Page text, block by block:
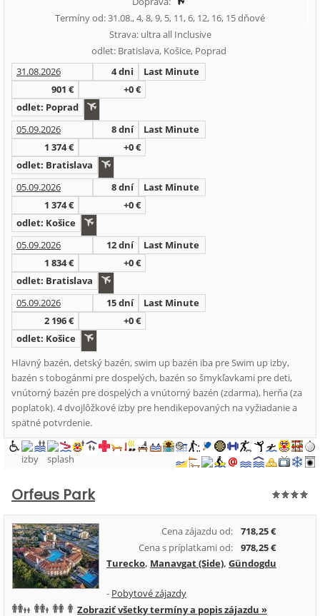
Termíny od: 31.08., 4, 8, 9, 5, 11, 6, 12, 16, 15 dňové
Strava: ultra all Inclusive
odlet: Bratislava, Košice, Poprad
31.08.2026
4 dni
Last Minute
901 €
+0 €
odlet: Poprad
05.09.2026
8 dní
Last Minute
1 374 €
+0 €
odlet: Bratislava
05.09.2026
8 dní
Last Minute
1 374 €
+0 €
odlet: Košice
05.09.2026
12 dní
Last Minute
1 834 €
+0 €
odlet: Bratislava
05.09.2026
15 dní
Last Minute
2 196 €
+0 €
odlet: Košice
Hlavný bazén, detský bazén, swim up bazén iba pre Swim up izby,
bazén s tobogánmi pre dospelých, bazén so šmykľavkami pre deti,
vnútorný bazén pre dospelých a vnútorný bazén (zdarma), herňa (za
poplatok). 4 dvojlôžkové izby pre hendikepovaných na vyžiadanie a
spätné potvrdenie.
Orfeus Park
Cena zájazdu od:
718,25 €
Cena s príplatkami od:
978,25 €
Turecko, Manavgat (Side), Gündogdu
- Pobytové zájazdy
Zobraziť všetky termíny a popis zájazdu »